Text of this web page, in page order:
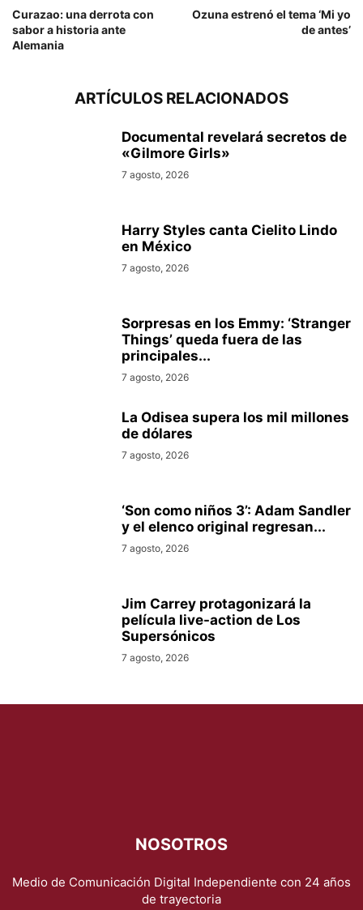
Curazao: una derrota con
sabor a historia ante
Alemania
Ozuna estrenó el tema ‘Mi yo
de antes’
ARTÍCULOS RELACIONADOS
Documental revelará secretos de
«Gilmore Girls»
7 agosto, 2026
Harry Styles canta Cielito Lindo
en México
7 agosto, 2026
Sorpresas en los Emmy: ‘Stranger
Things’ queda fuera de las
principales...
7 agosto, 2026
La Odisea supera los mil millones
de dólares
7 agosto, 2026
‘Son como niños 3’: Adam Sandler
y el elenco original regresan...
7 agosto, 2026
Jim Carrey protagonizará la
película live-action de Los
Supersónicos
7 agosto, 2026
NOSOTROS
Medio de Comunicación Digital Independiente con 24 años
de trayectoria